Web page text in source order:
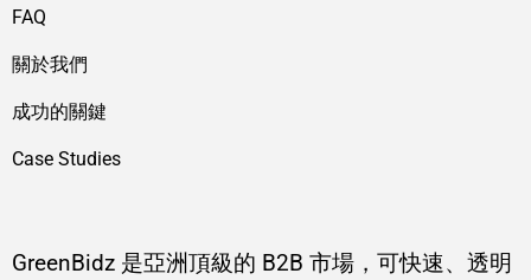
GreenBidz 是亞洲頂級的 B2B 市場，可快速、透明
FAQ
關於我們
成功的關鍵
Case Studies